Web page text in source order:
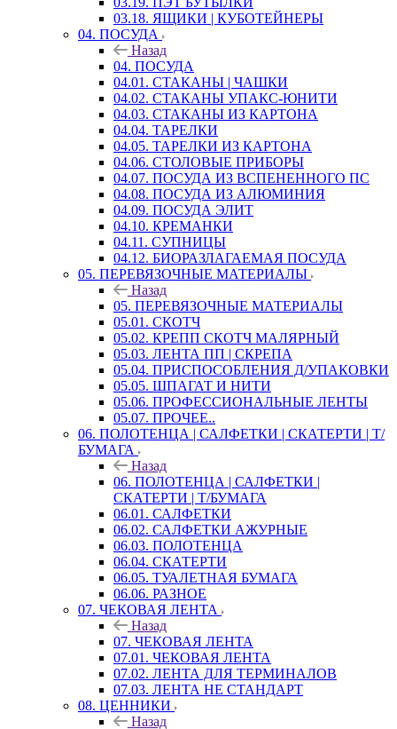
03.18. ЯЩИКИ | КУБОТЕЙНЕРЫ
04. ПОСУДА
Назад
04. ПОСУДА
04.01. СТАКАНЫ | ЧАШКИ
04.02. СТАКАНЫ УПАКС-ЮНИТИ
04.03. СТАКАНЫ ИЗ КАРТОНА
04.04. ТАРЕЛКИ
04.05. ТАРЕЛКИ ИЗ КАРТОНА
04.06. СТОЛОВЫЕ ПРИБОРЫ
04.07. ПОСУДА ИЗ ВСПЕНЕННОГО ПС
04.08. ПОСУДА ИЗ АЛЮМИНИЯ
04.09. ПОСУДА ЭЛИТ
04.10. КРЕМАНКИ
04.11. СУПНИЦЫ
04.12. БИОРАЗЛАГАЕМАЯ ПОСУДА
05. ПЕРЕВЯЗОЧНЫЕ МАТЕРИАЛЫ
Назад
05. ПЕРЕВЯЗОЧНЫЕ МАТЕРИАЛЫ
05.01. СКОТЧ
05.02. КРЕПП СКОТЧ МАЛЯРНЫЙ
05.03. ЛЕНТА ПП | СКРЕПА
05.04. ПРИСПОСОБЛЕНИЯ Д/УПАКОВКИ
05.05. ШПАГАТ И НИТИ
05.06. ПРОФЕССИОНАЛЬНЫЕ ЛЕНТЫ
05.07. ПРОЧЕЕ..
06. ПОЛОТЕНЦА | САЛФЕТКИ | СКАТЕРТИ | Т/
БУМАГА
Назад
06. ПОЛОТЕНЦА | САЛФЕТКИ |
СКАТЕРТИ | Т/БУМАГА
06.01. САЛФЕТКИ
06.02. САЛФЕТКИ АЖУРНЫЕ
06.03. ПОЛОТЕНЦА
06.04. СКАТЕРТИ
06.05. ТУАЛЕТНАЯ БУМАГА
06.06. РАЗНОЕ
07. ЧЕКОВАЯ ЛЕНТА
Назад
07. ЧЕКОВАЯ ЛЕНТА
07.01. ЧЕКОВАЯ ЛЕНТА
07.02. ЛЕНТА ДЛЯ ТЕРМИНАЛОВ
07.03. ЛЕНТА НЕ СТАНДАРТ
08. ЦЕННИКИ
Назад